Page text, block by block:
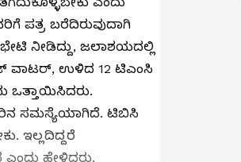
ಪತ್ರ ಬರೆದಿರುವುದಾಗಿ
ನೀಡಿದ್ದು, ಜಲಾಶಯದಲ್ಲಿ
ವಾಟರ್, ಉಳಿದ 12 ಟಿಎಂಸಿ
ಒತ್ತಾಯಿಸಿದರು.
ಸಮಸ್ಯೆಯಾಗಿದೆ. ಟಿಬಿಸಿ
ಇಲ್ಲದಿದ್ದರೆ
ಹೇಳಿದರು.